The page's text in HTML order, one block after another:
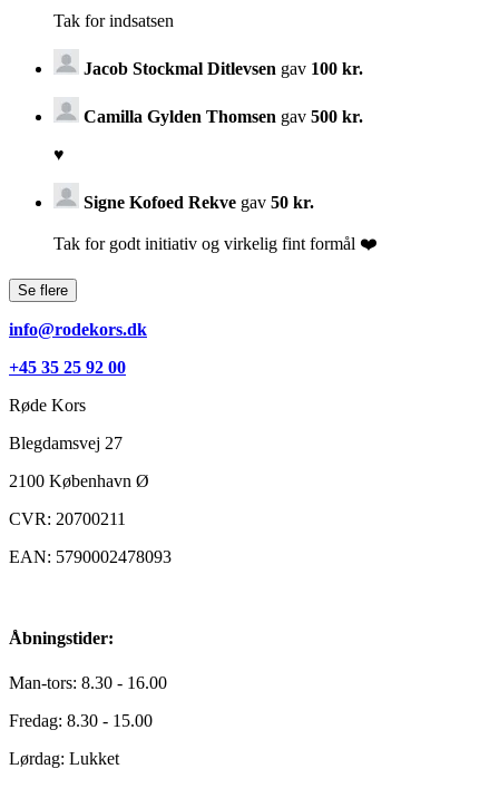
Tak for indsatsen
Jacob Stockmal Ditlevsen gav 100 kr.
Camilla Gylden Thomsen gav 500 kr.
♥️
Signe Kofoed Rekve gav 50 kr.
Tak for godt initiativ og virkelig fint formål ❤️
info@rodekors.dk
+45 35 25 92 00
Røde Kors
Blegdamsvej 27
2100 København Ø
CVR: 20700211
EAN: 5790002478093
Åbningstider:
Man-tors: 8.30 - 16.00
Fredag: 8.30 - 15.00
Lørdag: Lukket